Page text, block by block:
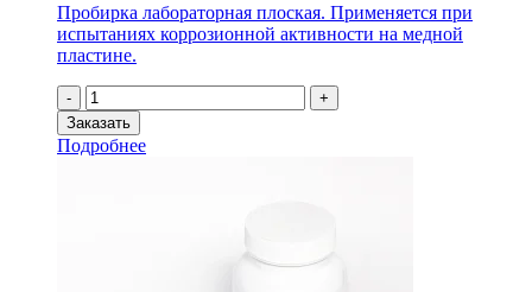
Пробирка лабораторная плоская. Применяется при
испытаниях коррозионной активности на медной
пластине.
-
Количество
товара
Пробирка
плоская
+
Заказать
Подробнее